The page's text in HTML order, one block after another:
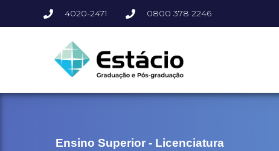
4020-2471 0800 378 2246
Ensino Superior - Licenciatura